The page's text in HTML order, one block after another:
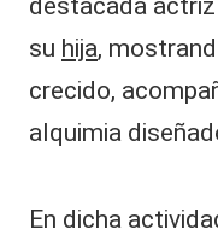
a
C
V
su hija,
crecido,
alquimia
En dicha